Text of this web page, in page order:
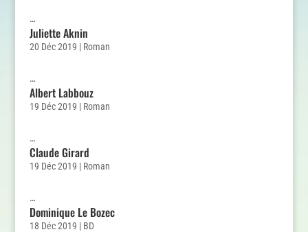
…
Juliette Aknin
20 Déc 2019 | Roman
…
Albert Labbouz
19 Déc 2019 | Roman
…
Claude Girard
19 Déc 2019 | Roman
…
Dominique Le Bozec
18 Déc 2019 | BD